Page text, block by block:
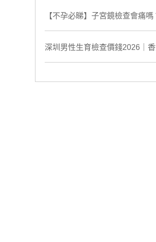
【不孕必睇】子宮鏡檢查會痛
深圳男性生育檢查價錢2026｜